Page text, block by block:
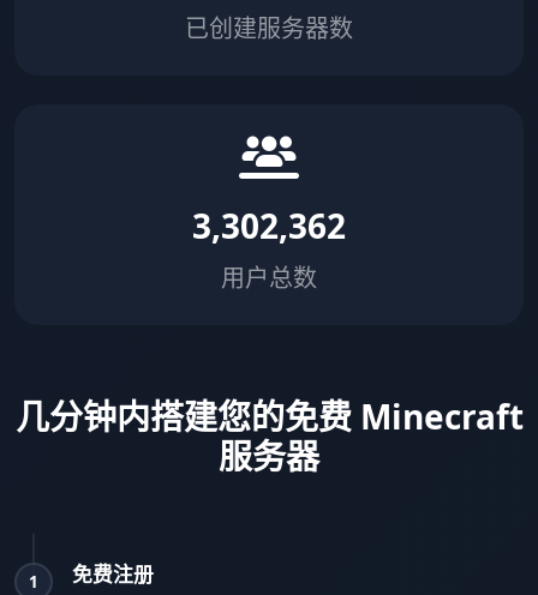
已创建服务器数
3,302,362
用户总数
几分钟内搭建您的免费 Minecraft
服务器
1 免费注册